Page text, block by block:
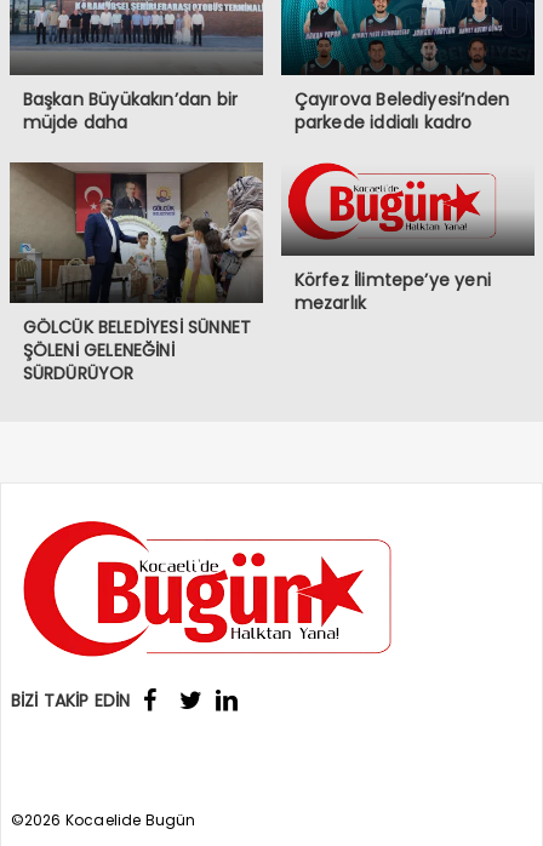
Başkan Büyükakın’dan bir
müjde daha
Çayırova Belediyesi’nden
parkede iddialı kadro
GÖLCÜK BELEDİYESİ SÜNNET
ŞÖLENİ GELENEĞİNİ
SÜRDÜRÜYOR
Körfez İlimtepe’ye yeni
mezarlık
BİZİ TAKİP EDİN
©2026 Kocaelide Bugün